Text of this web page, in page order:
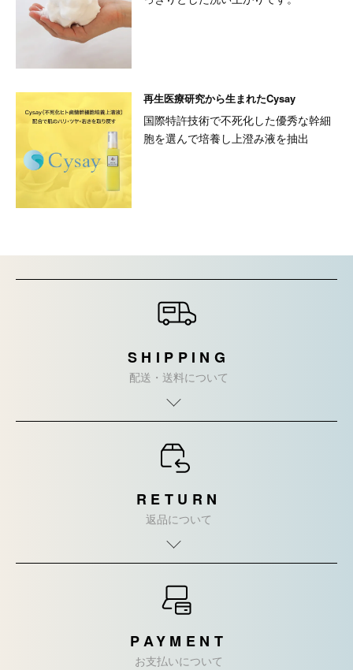
再生医療研究から生まれたCysay
国際特許技術で不死化した優秀な幹細
胞を選んで培養し上澄み液を抽出
SHIPPING
配送・送料について
RETURN
返品について
PAYMENT
お支払いについて